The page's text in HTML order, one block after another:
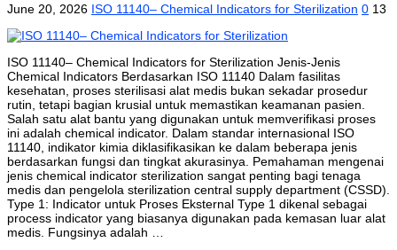
June 20, 2026 ISO 11140– Chemical Indicators for Sterilization 0 13
ISO 11140– Chemical Indicators for Sterilization Jenis-Jenis
Chemical Indicators Berdasarkan ISO 11140 Dalam fasilitas
kesehatan, proses sterilisasi alat medis bukan sekadar prosedur
rutin, tetapi bagian krusial untuk memastikan keamanan pasien.
Salah satu alat bantu yang digunakan untuk memverifikasi proses
ini adalah chemical indicator. Dalam standar internasional ISO
11140, indikator kimia diklasifikasikan ke dalam beberapa jenis
berdasarkan fungsi dan tingkat akurasinya. Pemahaman mengenai
jenis chemical indicator sterilization sangat penting bagi tenaga
medis dan pengelola sterilization central supply department (CSSD).
Type 1: Indicator untuk Proses Eksternal Type 1 dikenal sebagai
process indicator yang biasanya digunakan pada kemasan luar alat
medis. Fungsinya adalah …